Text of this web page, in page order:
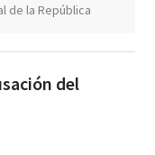
de la República
del